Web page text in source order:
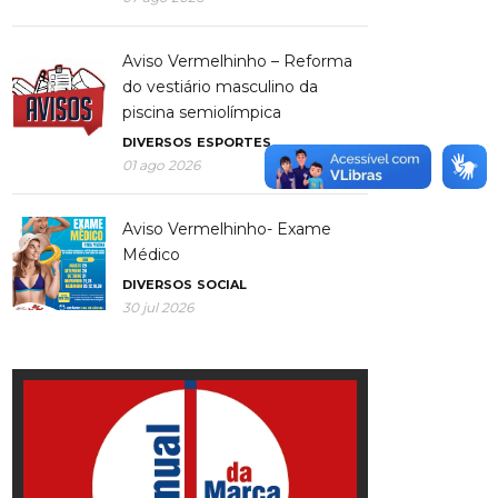
Aviso Vermelhinho – Reforma
do vestiário masculino da
piscina semiolímpica
DIVERSOS ESPORTES
01 ago 2026
Aviso Vermelhinho- Exame
Médico
DIVERSOS SOCIAL
30 jul 2026